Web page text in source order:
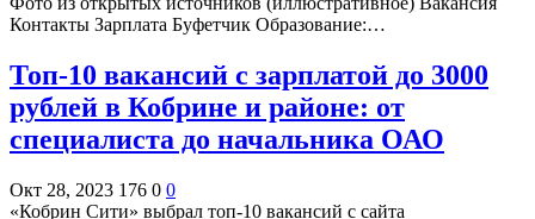
Контакты Зарплата Буфетчик Образование:…
Топ-10 вакансий с зарплатой до 3000
рублей в Кобрине и районе: от
специалиста до начальника ОАО
Окт 28, 2023 176 0 0
«Кобрин Сити» выбрал топ-10 вакансий с сайта